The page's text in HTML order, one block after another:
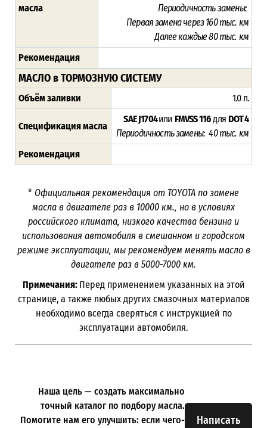
масла
Периодичность замены:
Первая замена через 160 тыс. км
Далее каждые 80 тыс. км
Рекомендация
МАСЛО в ТОРМОЗНУЮ СИСТЕМУ
Объём заливки 1.0 л.
Спецификация масла
SAE J1704или FMVSS 116дляDOT 4
Периодичность замены: 40 тыс. км
Рекомендация
* Официальная рекомендация от TOYOTA по замене
масла в двигателе раз в 10000 км., но в условиях
российского климата, низкого качества бензина и
использования автомобиля в смешанном и городском
режиме эксплуатации, мы рекомендуем менять масло в
двигателе раз в 5000-7000 км.
Примечания: Перед применением указанных на этой
странице, а также любых других смазочных материалов
необходимо всегда сверяться с инструкцией по
эксплуатации автомобиля.
Написать
Наша цель — создать максимально
точный каталог по подбору масла.
Помогите нам его улучшить: если чего-